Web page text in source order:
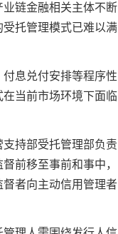
链金融相关主体不断
托管理模式已难以满
息兑付安排等程序性
当前市场环境下面临
支持部受托管理部负责
前移至事前和事中，
者向主动信用管理者